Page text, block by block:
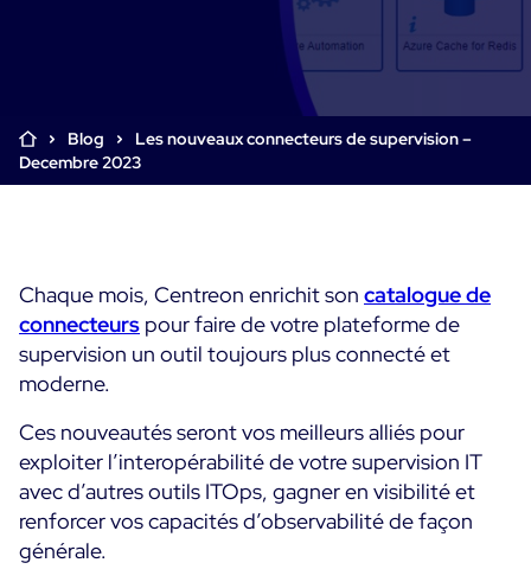
Supervision SLA et impact métier
SaaS ou Self-Hosted
Collecte intelligente de tous les logs
Analyse des causes racine
Digital Experience Monitoring
STM & RUM
Mesure de la sobriété numérique
Tests de montée en charge
Démo Produit
Centreon Infra Monitoring - Essai gratuit
Centreon Experience Monitoring - Démo Produit
Centreon Experience Monitoring - Essai Gratuit
Cas d’usage
Convergence IT & OT
Blog
Les nouveaux connecteurs de supervision –
Decembre 2023
Chaque mois, Centreon enrichit son catalogue de
connecteurs pour faire de votre plateforme de
supervision un outil toujours plus connecté et
moderne.
Ces nouveautés seront vos meilleurs alliés pour
exploiter l’interopérabilité de votre supervision IT
avec d’autres outils ITOps, gagner en visibilité et
renforcer vos capacités d’observabilité de façon
générale.